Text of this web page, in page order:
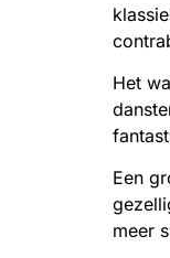
Het
Een
meer